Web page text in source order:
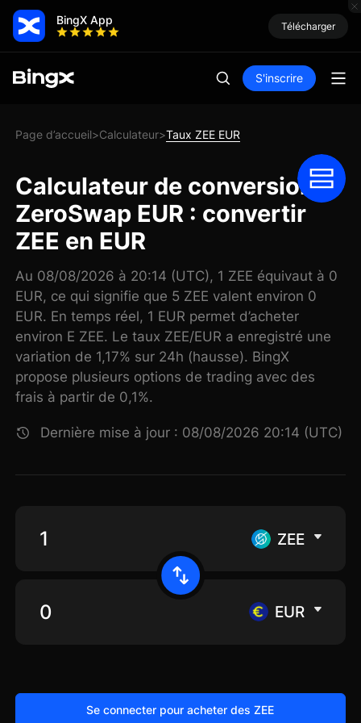
BingX App Télécharger
S'inscrire
Page d’accueil>Calculateur>Taux ZEE EUR
Calculateur de conversion
ZeroSwap EUR : convertir
ZEE en EUR
Au 08/08/2026 à 20:14 (UTC), 1 ZEE équivaut à 0
EUR, ce qui signifie que 5 ZEE valent environ 0
EUR. En temps réel, 1 EUR permet d’acheter
environ E ZEE. Le taux ZEE/EUR a enregistré une
variation de 1,17% sur 24h (hausse). BingX
propose plusieurs options de trading avec des
frais à partir de 0,1%.
Dernière mise à jour : 08/08/2026 20:14 (UTC)
ZEE
EUR
Se connecter pour acheter des ZEE